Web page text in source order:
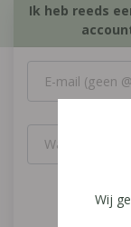
Ik heb reeds
Wij